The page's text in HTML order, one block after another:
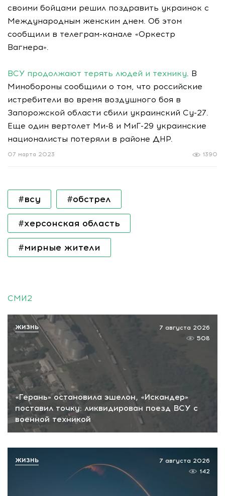
своими бойцами решил поздравить украинок с
Международным женским днем. Об этом
сообщили в телеграм-канале «Оркестр
Вагнера».
ВСУ продолжают терять людей и технику. В
Минобороны сообщили о том, что российские
истребители во время воздушного боя в
Запорожской области сбили украинский Су-27.
Еще один вертолет Ми-8 и МиГ-29 украинские
националисты потеряли в районе ДНР.
1390
07 марта 2023
#всу #обстрел
#херсонская область
#мирные жители
СМИ2
«Герань» остановила эшелон, «Искандер»
поставил точку: ликвидирован поезд ВСУ с
военной техникой
7 августа 2026
508
ЖИЗНЬ
7 августа 2026
142
ЖИЗНЬ